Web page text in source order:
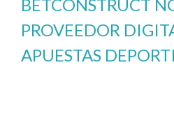
BETCONSTRUCT
PROVEEDOR
APUESTAS